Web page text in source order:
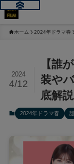
ホーム 2024年ドラマ春
【誰
装や
底解説
2024
4/12
2024年ドラマ春